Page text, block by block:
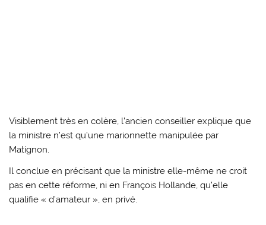
Visiblement très en colère, l’ancien conseiller explique que
la ministre n’est qu’une marionnette manipulée par
Matignon.
Il conclue en précisant que la ministre elle-même ne croit
pas en cette réforme, ni en François Hollande, qu’elle
qualifie « d’amateur », en privé.